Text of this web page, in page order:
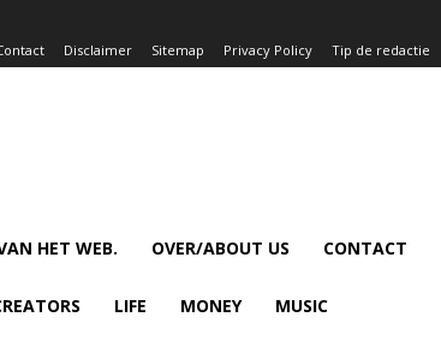
Disclaimer Sitemap Privacy Policy Tip de redactie
HET WEB. OVER/ABOUT US CONTACT
LIFE MONEY MUSIC